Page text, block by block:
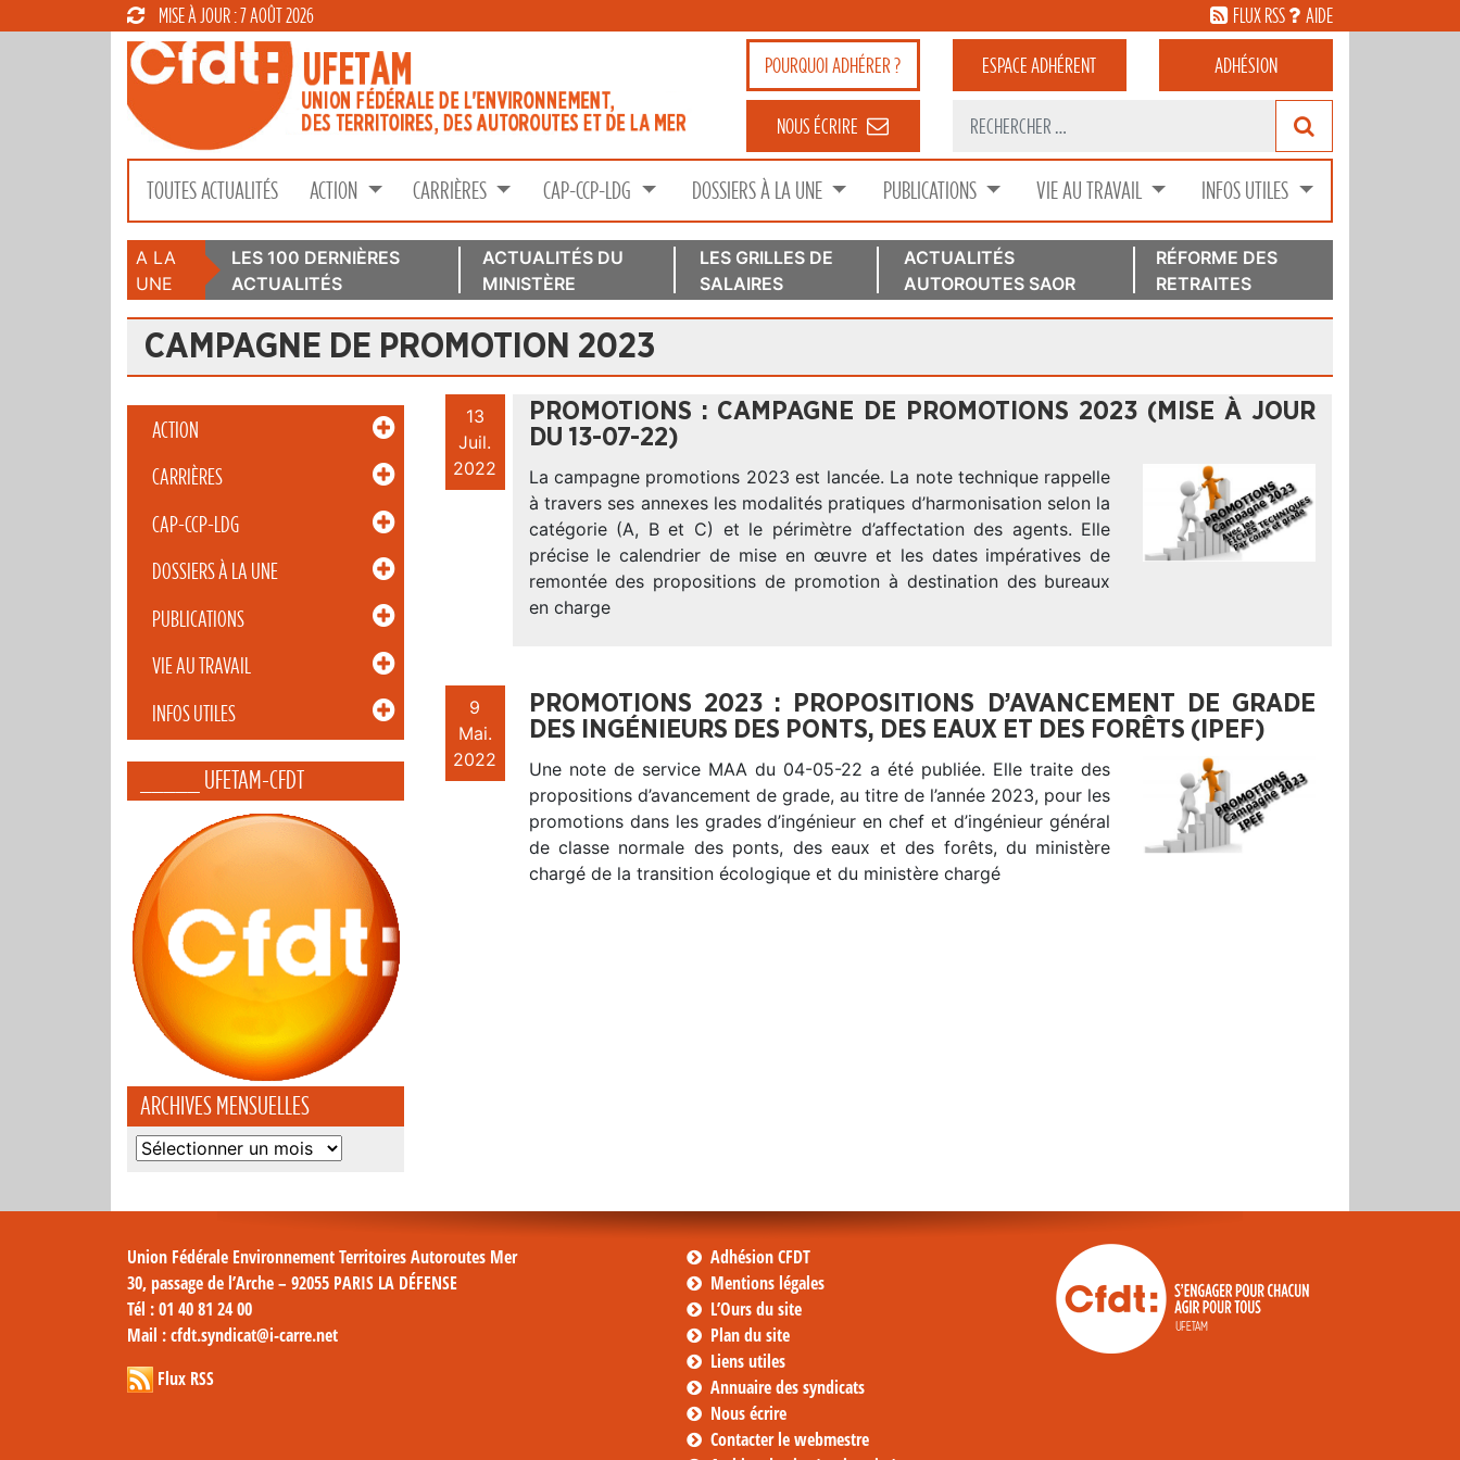
MISE À JOUR : 7 AOÛT 2026 FLUX RSS AIDE
POURQUOIADHÉRER ? ESPACEADHÉRENT ADHÉSION
NOUS ÉCRIRE
TOUTES ACTUALITÉS ACTION CARRIÈRES CAP-CCP-LDG DOSSIERS À LA UNE PUBLICATIONS VIE AU TRAVAIL INFOS UTILES
A LA
UNE
LES 100 DERNIÈRES
ACTUALITÉS
ACTUALITÉS DU
MINISTÈRE
LES GRILLES DE
SALAIRES
ACTUALITÉS
AUTOROUTES SAOR
RÉFORME DES
RETRAITES
CAMPAGNE DE PROMOTION 2023
ACTION
CARRIÈRES
CAP-CCP-LDG
DOSSIERS À LA UNE
PUBLICATIONS
VIE AU TRAVAIL
INFOS UTILES
_____ UFETAM-CFDT
ARCHIVES MENSUELLES
Archives
13
Juil.
2022
PROMOTIONS : CAMPAGNE DE PROMOTIONS 2023 (MISE À JOUR
DU 13-07-22)
La campagne promotions 2023 est lancée. La note technique rappelle
à travers ses annexes les modalités pratiques d’harmonisation selon la
catégorie (A, B et C) et le périmètre d’affectation des agents. Elle
précise le calendrier de mise en œuvre et les dates impératives de
remontée des propositions de promotion à destination des bureaux
en charge
9
Mai.
2022
PROMOTIONS 2023 : PROPOSITIONS D’AVANCEMENT DE GRADE
DES INGÉNIEURS DES PONTS, DES EAUX ET DES FORÊTS (IPEF)
Une note de service MAA du 04-05-22 a été publiée. Elle traite des
propositions d’avancement de grade, au titre de l’année 2023, pour les
promotions dans les grades d’ingénieur en chef et d’ingénieur général
de classe normale des ponts, des eaux et des forêts, du ministère
chargé de la transition écologique et du ministère chargé
Union Fédérale Environnement Territoires Autoroutes Mer
30, passage de l’Arche – 92055 PARIS LA DÉFENSE
Tél : 01 40 81 24 00
Mail : cfdt.syndicat@i-carre.net
Flux RSS
Adhésion CFDT
Mentions légales
L’Ours du site
Plan du site
Liens utiles
Annuaire des syndicats
Nous écrire
Contacter le webmestre